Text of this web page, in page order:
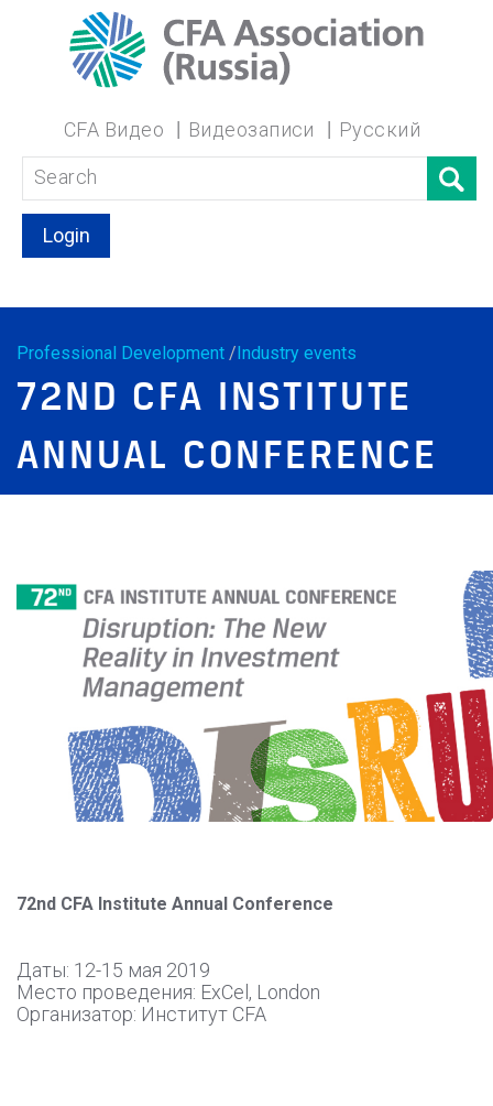
CFA Видео Видеозаписи Русский
Login
Professional Development /Industry events
72ND CFA INSTITUTE
ANNUAL CONFERENCE
72nd CFA Institute Annual Conference
Даты: 12-15 мая 2019
Место проведения: ExCel, London
Организатор: Институт CFA